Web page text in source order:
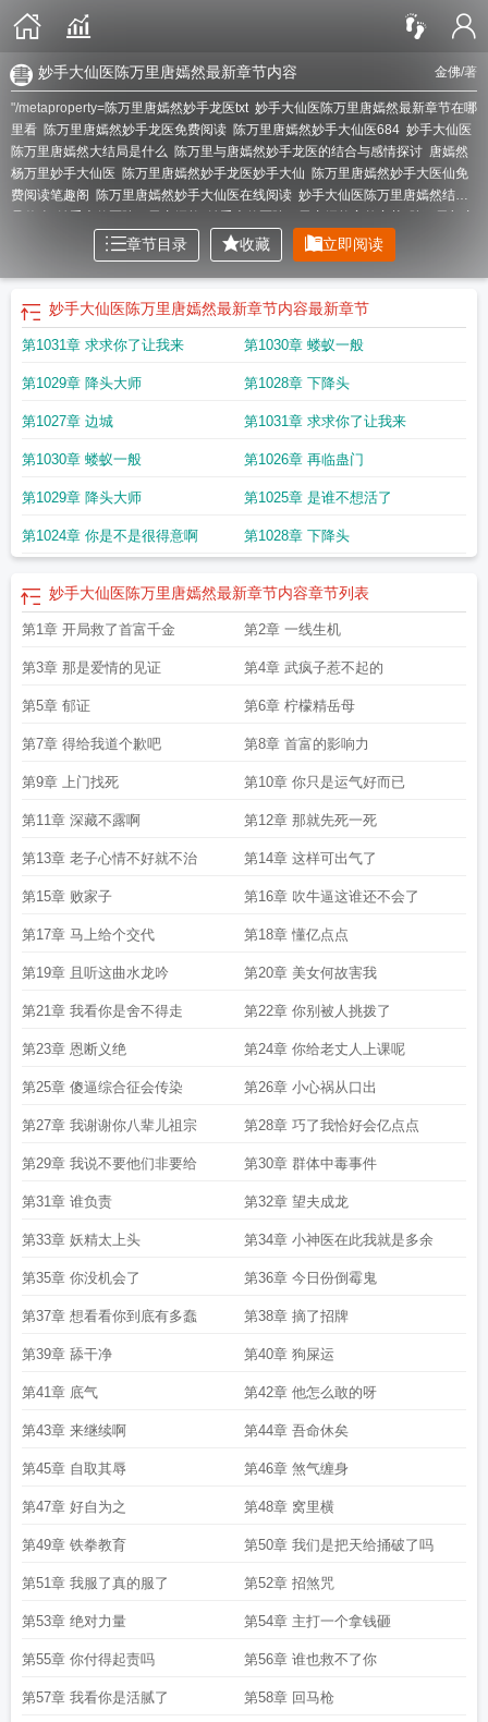
金佛/著
妙手大仙医陈万里唐嫣然最新章节内容
"/metaproperty=陈万里唐嫣然妙手龙医txt 妙手大仙医陈万里唐嫣然最新章节在哪
里看 陈万里唐嫣然妙手龙医免费阅读 陈万里唐嫣然妙手大仙医684 妙手大仙医
陈万里唐嫣然大结局是什么 陈万里与唐嫣然妙手龙医的结合与感情探讨 唐嫣然
杨万里妙手大仙医 陈万里唐嫣然妙手龙医妙手大仙 陈万里唐嫣然妙手大医仙免
费阅读笔趣阁 陈万里唐嫣然妙手大仙医在线阅读 妙手大仙医陈万里唐嫣然结局
嫣然的妙手大医仙陈万里唐嫣然妙手大医仙最新章节介绍陈万里唐嫣然妙手大
陈万里唐嫣然妙手大仙医剧情介绍妙手大医仙陈万里唐嫣然短剧35章
万里唐嫣然妙手大仙医电视剧陈万里唐嫣然妙手大仙医最新章节妙手大仙医陈
万里唐嫣然全集哪里看妙手大神医陈万里唐嫣然陈万里唐嫣然妙手大仙医最
新妙手大仙医仙陈万里唐嫣然免费观看妙手大仙医陈万里唐嫣然第几章在一
起陈万里唐嫣然妙手大仙医超前最新章节免费阅陈万里的唐嫣然妙手龙医
手大医仙免费阅读笔趣
陈万里唐嫣然妙手大医最新 陈万里唐嫣然妙手龙医最新
章节更新内容 妙手大仙医陈万里唐嫣然全文免费阅读 妙手大仙医陈万里唐嫣然
嫣然)陈万里唐嫣然妙手龙医780 陈万里唐嫣然妙手大仙医免费阅读全文
更新妙手大仙医陈万里和唐嫣然 陈万里唐嫣然妙手大仙演员表陈万里唐嫣然妙
佛陈万里唐嫣然妙手龙医小陈万里唐嫣然妙手大医仙免费阅读李道然
然有声都市言情陈万里唐嫣然妙手大仙电视剧妙手大仙医陈万里唐嫣然金佛
手大仙医陈万里唐嫣然后续剧情是什么陈万里唐嫣然妙手大仙医免费妙手大仙
医陈万里唐嫣然真人短剧免 陈万里唐嫣然妙手大医仙笔大仙医陈万里唐嫣然叫
读妙手大仙医陈万里唐嫣然是情侣吗 陈万里唐嫣然大仙医妙手大仙医陈万里唐
嫣然笔趣阁陈万里唐嫣然妙手大仙免费观看陈万里唐嫣然妙手大仙医角色
然(妙手大仙医)妙手大仙医陈万里唐嫣然更新 妙手天医陈万里唐嫣然最新章节在
哪一章妙手大仙医陈万里唐嫣然后续剧情陈万里唐嫣然妙手大仙医免费阅读全
线阅读妙手大仙医陈方里唐嫣然 舒贻颜陈万里唐嫣然妙手大仙医讲的
唐嫣然妙手龙医在线阅读 陈万里唐嫣然妙手大仙医免费观看 妙手大仙医陈万里
章节目录 收藏 立即阅读
妙手大仙医陈万里唐嫣然最新章节内容最新章节
第1031章 求求你了让我来 第1030章 蝼蚁一般
第1029章 降头大师 第1028章 下降头
第1027章 边城 第1031章 求求你了让我来
第1030章 蝼蚁一般 第1026章 再临蛊门
第1029章 降头大师 第1025章 是谁不想活了
第1024章 你是不是很得意啊 第1028章 下降头
妙手大仙医陈万里唐嫣然最新章节内容章节列表
第1章 开局救了首富千金 第2章 一线生机
第3章 那是爱情的见证 第4章 武疯子惹不起的
第5章 郁证 第6章 柠檬精岳母
第7章 得给我道个歉吧 第8章 首富的影响力
第9章 上门找死 第10章 你只是运气好而已
第11章 深藏不露啊 第12章 那就先死一死
第13章 老子心情不好就不治 第14章 这样可出气了
第15章 败家子 第16章 吹牛逼这谁还不会了
第17章 马上给个交代 第18章 懂亿点点
第19章 且听这曲水龙吟 第20章 美女何故害我
第21章 我看你是舍不得走 第22章 你别被人挑拨了
第23章 恩断义绝 第24章 你给老丈人上课呢
第25章 傻逼综合征会传染 第26章 小心祸从口出
第27章 我谢谢你八辈儿祖宗 第28章 巧了我恰好会亿点点
第29章 我说不要他们非要给 第30章 群体中毒事件
第31章 谁负责 第32章 望夫成龙
第33章 妖精太上头 第34章 小神医在此我就是多余
第35章 你没机会了 第36章 今日份倒霉鬼
第37章 想看看你到底有多蠢 第38章 摘了招牌
第39章 舔干净 第40章 狗屎运
第41章 底气 第42章 他怎么敢的呀
第43章 来继续啊 第44章 吾命休矣
第45章 自取其辱 第46章 煞气缠身
第47章 好自为之 第48章 窝里横
第49章 铁拳教育 第50章 我们是把天给捅破了吗
第51章 我服了真的服了 第52章 招煞咒
第53章 绝对力量 第54章 主打一个拿钱砸
第55章 你付得起责吗 第56章 谁也救不了你
第57章 我看你是活腻了 第58章 回马枪